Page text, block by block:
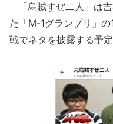
「烏賊すぜ二人」は
た「M-1グランプリ」
戦でネタを披露する予定